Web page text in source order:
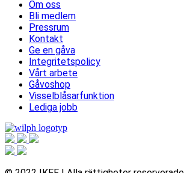
Om oss
Bli medlem
Pressrum
Kontakt
Ge en gåva
Integritetspolicy
Vårt arbete
Gåvoshop
Visselblåsarfunktion
Lediga jobb